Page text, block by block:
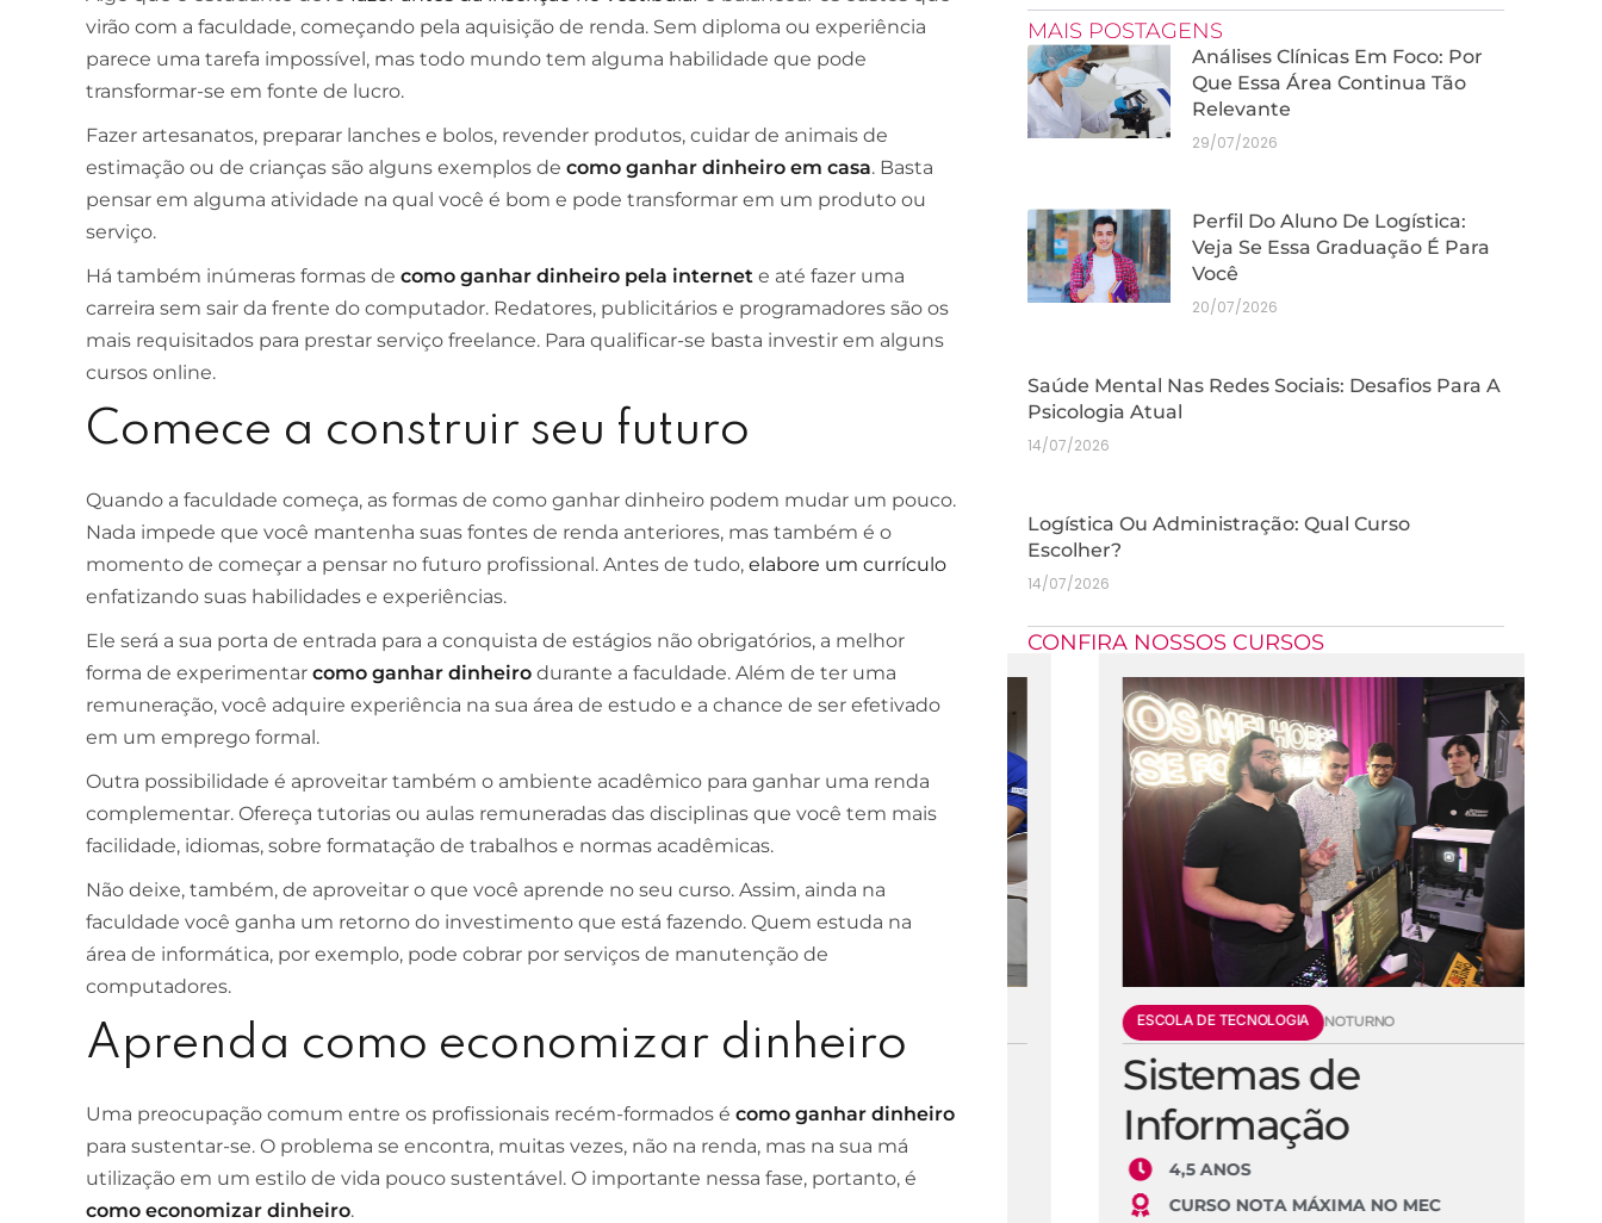
virão com a faculdade, começando pela aquisição de renda. Sem diploma ou experiência
parece uma tarefa impossível, mas todo mundo tem alguma habilidade que pode
transformar-se em fonte de lucro.
Fazer artesanatos, preparar lanches e bolos, revender produtos, cuidar de animais de
estimação ou de crianças são alguns exemplos de como ganhar dinheiro em casa. Basta
pensar em alguma atividade na qual você é bom e pode transformar em um produto ou
serviço.
Há também inúmeras formas de como ganhar dinheiro pela internet e até fazer uma
carreira sem sair da frente do computador. Redatores, publicitários e programadores são os
mais requisitados para prestar serviço freelance. Para qualificar-se basta investir em alguns
cursos online.
Comece a construir seu futuro
Quando a faculdade começa, as formas de como ganhar dinheiro podem mudar um pouco.
Nada impede que você mantenha suas fontes de renda anteriores, mas também é o
momento de começar a pensar no futuro profissional. Antes de tudo, elabore um currículo
enfatizando suas habilidades e experiências.
Ele será a sua porta de entrada para a conquista de estágios não obrigatórios, a melhor
forma de experimentar como ganhar dinheiro durante a faculdade. Além de ter uma
remuneração, você adquire experiência na sua área de estudo e a chance de ser efetivado
em um emprego formal.
Outra possibilidade é aproveitar também o ambiente acadêmico para ganhar uma renda
complementar. Ofereça tutorias ou aulas remuneradas das disciplinas que você tem mais
facilidade, idiomas, sobre formatação de trabalhos e normas acadêmicas.
Não deixe, também, de aproveitar o que você aprende no seu curso. Assim, ainda na
faculdade você ganha um retorno do investimento que está fazendo. Quem estuda na
área de informática, por exemplo, pode cobrar por serviços de manutenção de
computadores.
Aprenda como economizar dinheiro
Uma preocupação comum entre os profissionais recém-formados é como ganhar dinheiro
para sustentar-se. O problema se encontra, muitas vezes, não na renda, mas na sua má
utilização em um estilo de vida pouco sustentável. O importante nessa fase, portanto, é
como economizar dinheiro.
MAIS POSTAGENS
Análises Clínicas Em Foco: Por
Que Essa Área Continua Tão
Relevante
29/07/2026
Perfil Do Aluno De Logística:
Veja Se Essa Graduação É Para
Você
20/07/2026
Saúde Mental Nas Redes Sociais: Desafios Para A
Psicologia Atual
14/07/2026
Logística Ou Administração: Qual Curso
Escolher?
14/07/2026
CONFIRA NOSSOS CURSOS
ESCOLA DE NEGÓCIOS
Contábeis
4 ANOS
MELHOR CURSO PRIVADO DE SÃO LUÍS -
ENADE/MEC
NOTURNO
Processos Gerenciais
2 ANOS
INSCREVA-SE!
ESCOLA DE TECNOLOGIA NOTURNO
Sistemas de
Informação
4,5 ANOS
CURSO NOTA MÁXIMA NO MEC